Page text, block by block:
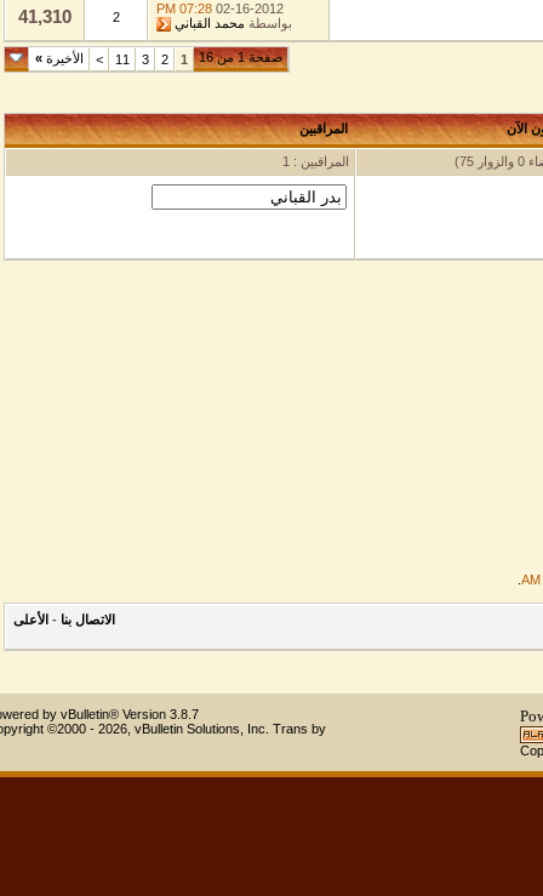
02-16-2012
07:28 PM
بواسطةمحمد القباني 41,310
صفحة 1 من 16 1
2
11
> الأخيرة»
المراقبين
المراقبين : 1
الاتصال بنا- الأعلى
Powered by vBulletin® Version 3.8.7
Copyright ©2000 - 2026, vBulletin Solutions, Inc.Trans by